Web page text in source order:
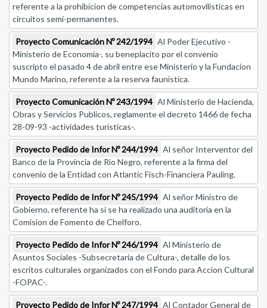
referente a la prohibicion de competencias automovilisticas en
circuitos semi-permanentes.
Proyecto Comunicación Nº 242/1994 Al Poder Ejecutivo -
Ministerio de Economia-, su beneplacito por el convenio
suscripto el pasado 4 de abril entre ese Ministerio y la Fundacion
Mundo Marino, referente a la reserva faunistica.
Proyecto Comunicación Nº 243/1994 Al Ministerio de Hacienda,
Obras y Servicios Publicos, reglamente el decreto 1466 de fecha
28-09-93 -actividades turisticas-.
Proyecto Pedido de Infor Nº 244/1994 Al señor Interventor del
Banco de la Provincia de Rio Negro, referente a la firma del
convenio de la Entidad con Atlantic Fisch-Financiera Pauling.
Proyecto Pedido de Infor Nº 245/1994 Al señor Ministro de
Gobierno, referente ha si se ha realizado una auditoria en la
Comision de Fomento de Chelforo.
Proyecto Pedido de Infor Nº 246/1994 Al Ministerio de
Asuntos Sociales -Subsecretaria de Cultura-, detalle de los
escritos culturales organizados con el Fondo para Accion Cultural
-FOPAC-.
Proyecto Pedido de Infor Nº 247/1994 Al Contador General de